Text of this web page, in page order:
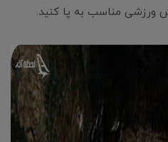
ورزشی مناسب به پا کنید.